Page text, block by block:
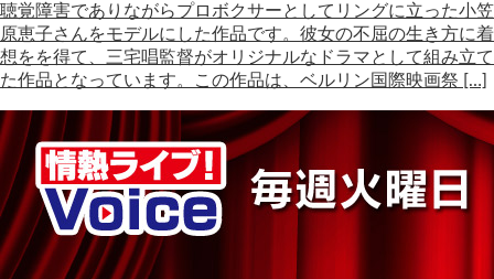
聴覚障害でありながらプロボクサーとしてリングに立った小笠
原恵子さんをモデルにした作品です。彼女の不屈の生き方に着
想をを得て、三宅唱監督がオリジナルなドラマとして組み立て
た作品となっています。この作品は、ベルリン国際映画祭 […]